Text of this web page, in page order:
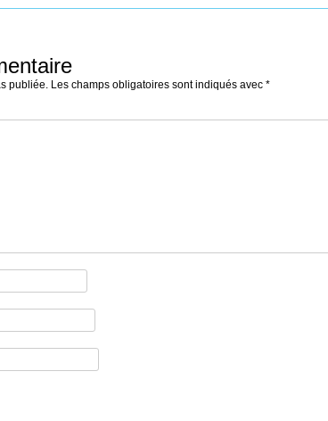
publiée. Les champs obligatoires sont indiqués avec *